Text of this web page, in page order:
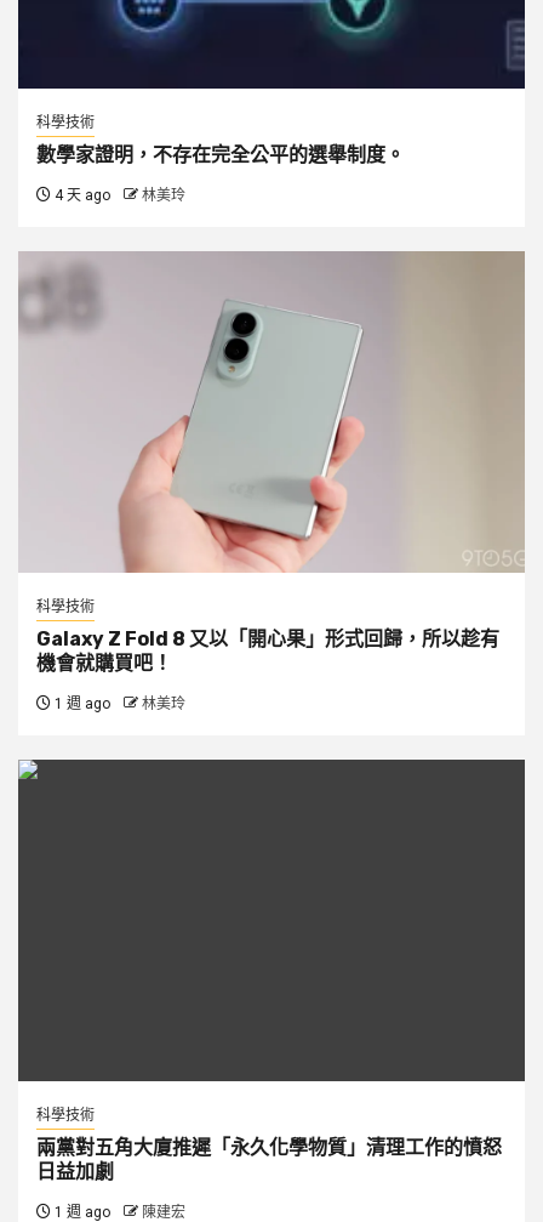
科學技術
數學家證明，不存在完全公平的選舉制度。
4 天 ago 林美玲
科學技術
Galaxy Z Fold 8 又以「開心果」形式回歸，所以趁有
機會就購買吧！
1 週 ago 林美玲
科學技術
兩黨對五角大廈推遲「永久化學物質」清理工作的憤怒
日益加劇
1 週 ago 陳建宏